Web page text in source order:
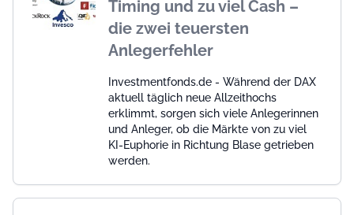
Timing und zu viel Cash –
die zwei teuersten
Anlegerfehler
Investmentfonds.de - Während der DAX
aktuell täglich neue Allzeithochs
erklimmt, sorgen sich viele Anlegerinnen
und Anleger, ob die Märkte von zu viel
KI-Euphorie in Richtung Blase getrieben
werden.